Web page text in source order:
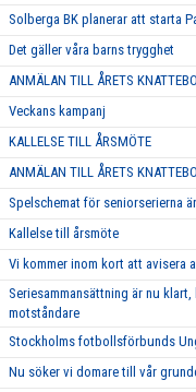
Solberga BK planerar att starta
Det gäller våra barns trygghet
ANMÄLAN TILL ÅRETS
Veckans kampanj
KALLELSE TILL ÅRSMÖTE
ANMÄLAN TILL ÅRETS
Spelschemat för seniorserierna
Kallelse till årsmöte
Vi kommer inom kort att avisera
Seriesammansättning är nu
motståndare
Stockholms fotbollsförbunds
Nu söker vi domare till vår